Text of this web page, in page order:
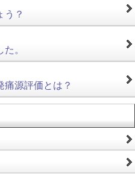
う？
。
痛源評価とは？